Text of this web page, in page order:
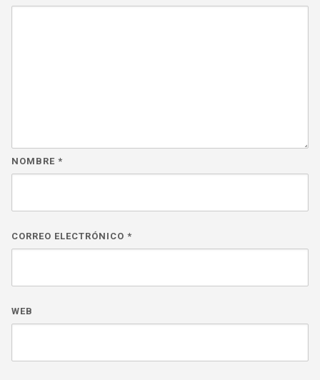
NOMBRE *
CORREO ELECTRÓNICO *
WEB